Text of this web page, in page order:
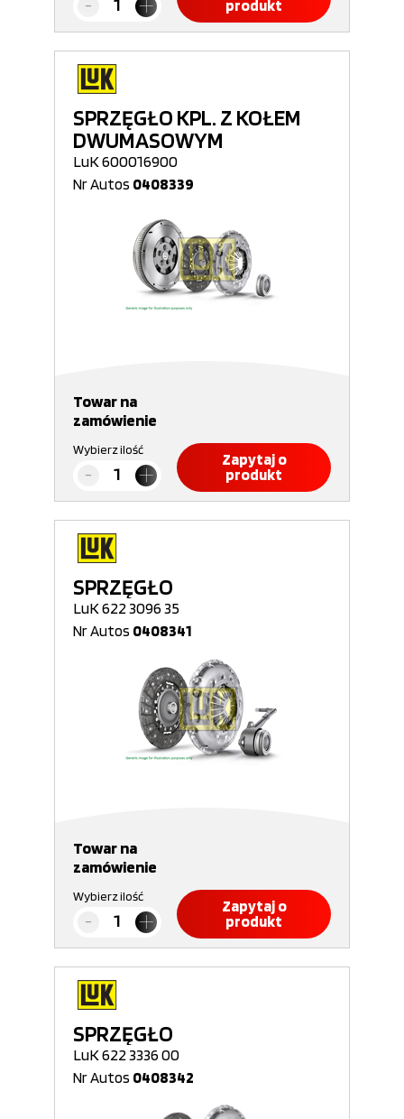
produkt
SPRZĘGŁO KPL. Z KOŁEM
DWUMASOWYM
LuK 600016900
Nr Autos 0408339
Towar na
zamówienie
Wybierz ilość
Zapytaj o
produkt
SPRZĘGŁO
LuK 622 3096 35
Nr Autos 0408341
Towar na
zamówienie
Wybierz ilość
Zapytaj o
produkt
SPRZĘGŁO
LuK 622 3336 00
Nr Autos 0408342